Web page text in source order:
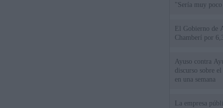
"Sería muy
El Gobierno de
Chamberí por
Ayuso contra
discurso sobre
en una semana
La empresa